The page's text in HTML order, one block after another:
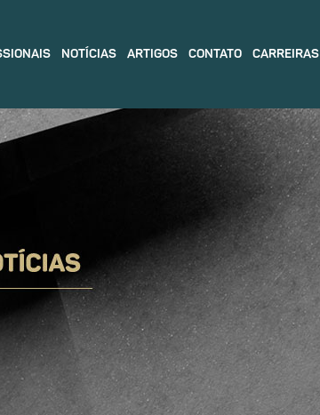
NOTÍCIAS ARTIGOS CONTATO CARREIRAS